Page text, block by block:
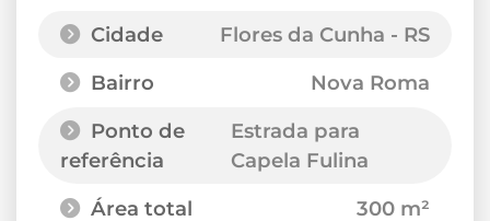
Cidade
Flores da Cunha - RS
Bairro
Nova Roma
Ponto de
referência
Estrada para
Capela Fulina
Área total
300 m²